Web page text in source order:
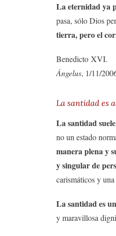
La eternidad ya
pasa, sólo Dios
tierra, pero el
Benedicto XVI.
Ángelus, 1/11/
La santidad es
La santidad
no un estado
manera plena y
y singular de
carismáticos y
La santidad es
y maravillosa